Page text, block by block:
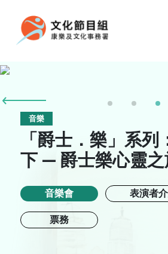
主頁
音樂
「爵士．樂」系
下 — 爵士樂心靈
音樂會 表演者
票務